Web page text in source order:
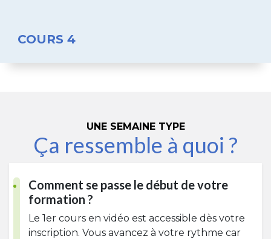
COURS 4
UNE SEMAINE TYPE
Ça ressemble à quoi ?
Comment se passe le début de votre
formation ?
Le 1er cours en vidéo est accessible dès votre
inscription. Vous avancez à votre rythme car